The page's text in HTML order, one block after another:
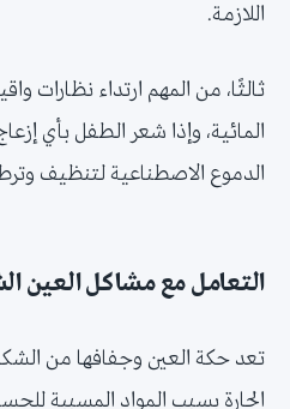
اللازمة.
ثالثًا، من المهم ارتداء نظارات
المائية، وإذا شعر الطفل بأي
الدموع الاصطناعية لتنظيف
التعامل مع مشاكل العين
تعد حكة العين وجفافها من
الحارة بسبب المواد المسببة